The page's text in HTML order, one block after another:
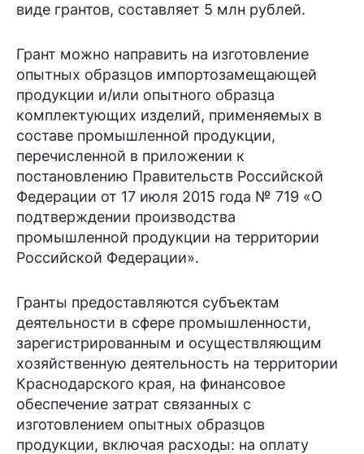
виде грантов, составляет 5 млн рублей.
Грант можно направить на изготовление
опытных образцов импортозамещающей
продукции и/или опытного образца
комплектующих изделий, применяемых в
составе промышленной продукции,
перечисленной в приложении к
постановлению Правительств Российской
Федерации от 17 июля 2015 года № 719 «О
подтверждении производства
промышленной продукции на территории
Российской Федерации».
Гранты предоставляются субъектам
деятельности в сфере промышленности,
зарегистрированным и осуществляющим
хозяйственную деятельность на территории
Краснодарского края, на финансовое
обеспечение затрат связанных с
изготовлением опытных образцов
продукции, включая расходы: на оплату